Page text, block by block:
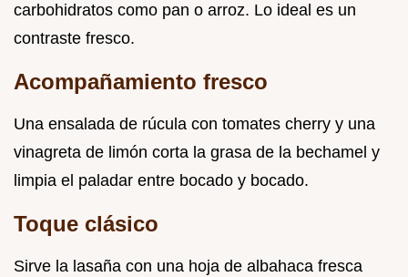
carbohidratos como pan o arroz. Lo ideal es un
contraste fresco.
Acompañamiento fresco
Una ensalada de rúcula con tomates cherry y una
vinagreta de limón corta la grasa de la bechamel y
limpia el paladar entre bocado y bocado.
Toque clásico
Sirve la lasaña con una hoja de albahaca fresca